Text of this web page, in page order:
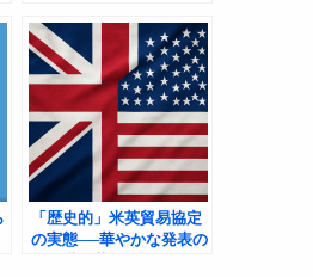
「歴史的」米英貿易協定
の実態──華やかな発表の